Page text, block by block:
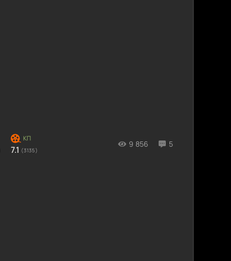
7.1 (3135)
9 856 5